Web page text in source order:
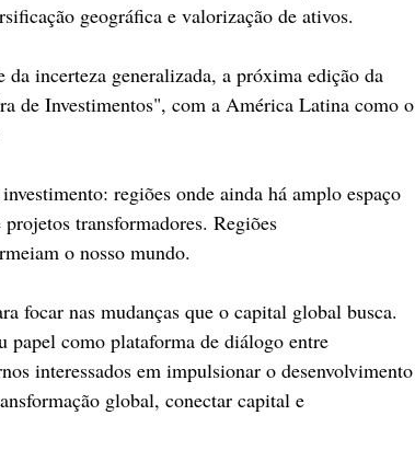
geográfica e valorização de ativos.
incerteza generalizada, a próxima edição da
de Investimentos", com a América Latina como o
regiões onde ainda há amplo espaço
transformadores. Regiões
o nosso mundo.
focar nas mudanças que o capital global busca.
papel como plataforma de diálogo entre
interessados ​​em impulsionar o desenvolvimento
global, conectar capital e